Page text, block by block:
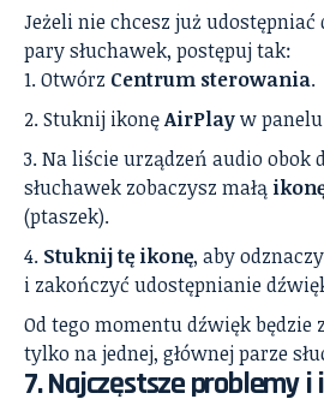
Jeżeli nie chcesz już
pary słuchawek, postępuj tak:
Otwórz Centrum sterowania.
Stuknij ikonęAirPlayw
Na liście urządzeń audio obok
słuchawek zobaczysz małą
(ptaszek).
Stuknij tę ikonę, aby
i zakończyć udostępnianie
Od tego momentu dźwięk
tylko na jednej, głównej parze
7. Najczęstsze problemy